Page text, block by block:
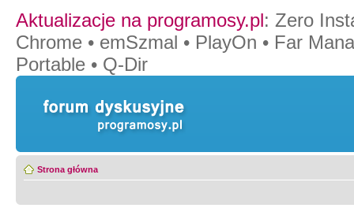
Aktualizacje na programosy.pl: Zero
Chrome • emSzmal • PlayOn • Far
Portable • Q-Dir
Strona główna